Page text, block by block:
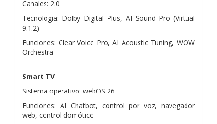
Canales: 2.0
Tecnología: Dolby Digital Plus, AI Sound Pro (Virtual
9.1.2)
Funciones: Clear Voice Pro, AI Acoustic Tuning, WOW
Orchestra
Smart TV
Sistema operativo: webOS 26
Funciones: AI Chatbot, control por voz, navegador
web, control domótico